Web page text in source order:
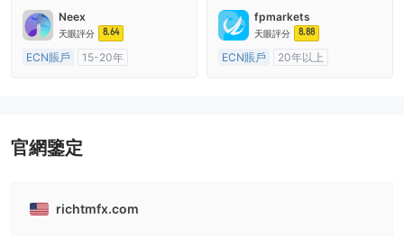
主標MT4
主標MT4
Neex
天眼評分 8.64
ECN賬戶
15-20年
fpmarkets
天眼評分 8.88
ECN賬戶
20年以上
官網鑒定
richtmfx.com